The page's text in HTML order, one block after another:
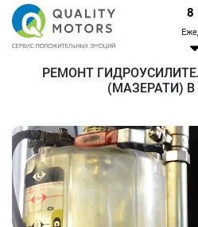
8
РЕМОНТ
(МАЗЕРАТИ)